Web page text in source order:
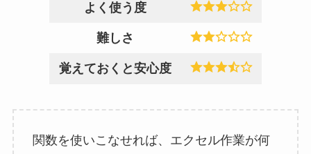
よく使う度
難しさ
覚えておくと安心度
関数を使いこなせれば、エクセル作業が何